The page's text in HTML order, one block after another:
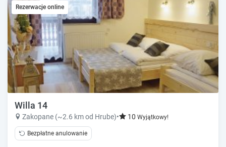
Rezerwacje online
Willa 14
Zakopane (~2.6 km od Hrube)• 10 Wyjątkowy!
Bezpłatne anulowanie